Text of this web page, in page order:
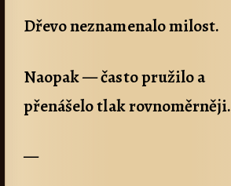
Dřevo neznamenalo milost.
Naopak — často pružilo a
přenášelo tlak rovnoměrněji.
—